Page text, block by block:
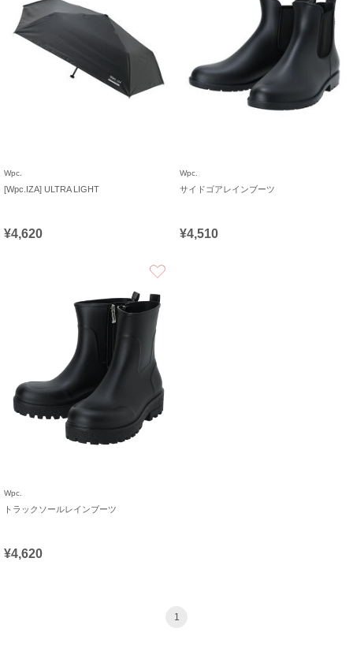
Wpc.
[Wpc.IZA] ULTRA LIGHT
¥4,620
Wpc.
サイドゴアレインブーツ
¥4,510
Wpc.
トラックソールレインブーツ
¥4,620
1